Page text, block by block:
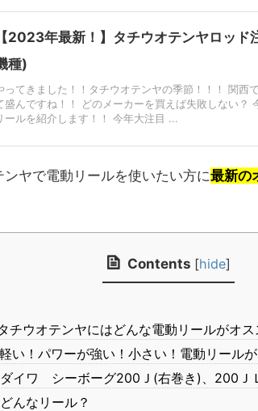
【2023年最新！】タチウオテンヤロッ
種)
ってきました！！タチウオテンヤの季節！！！ 関西
盛んですね！！ どのメーカーを買えば失敗しない？
ールを紹介します！！ 今年大注目 ...
ヤで電動リールを使いたい方に最新の
Contents [hide]
チウオテンヤにはどんな電動リールがオス
軽い！パワーが強い！小さい！電動リールが
ダイワ シーボーグ200Ｊ(右巻き)、200Ｊ
どんなリール？